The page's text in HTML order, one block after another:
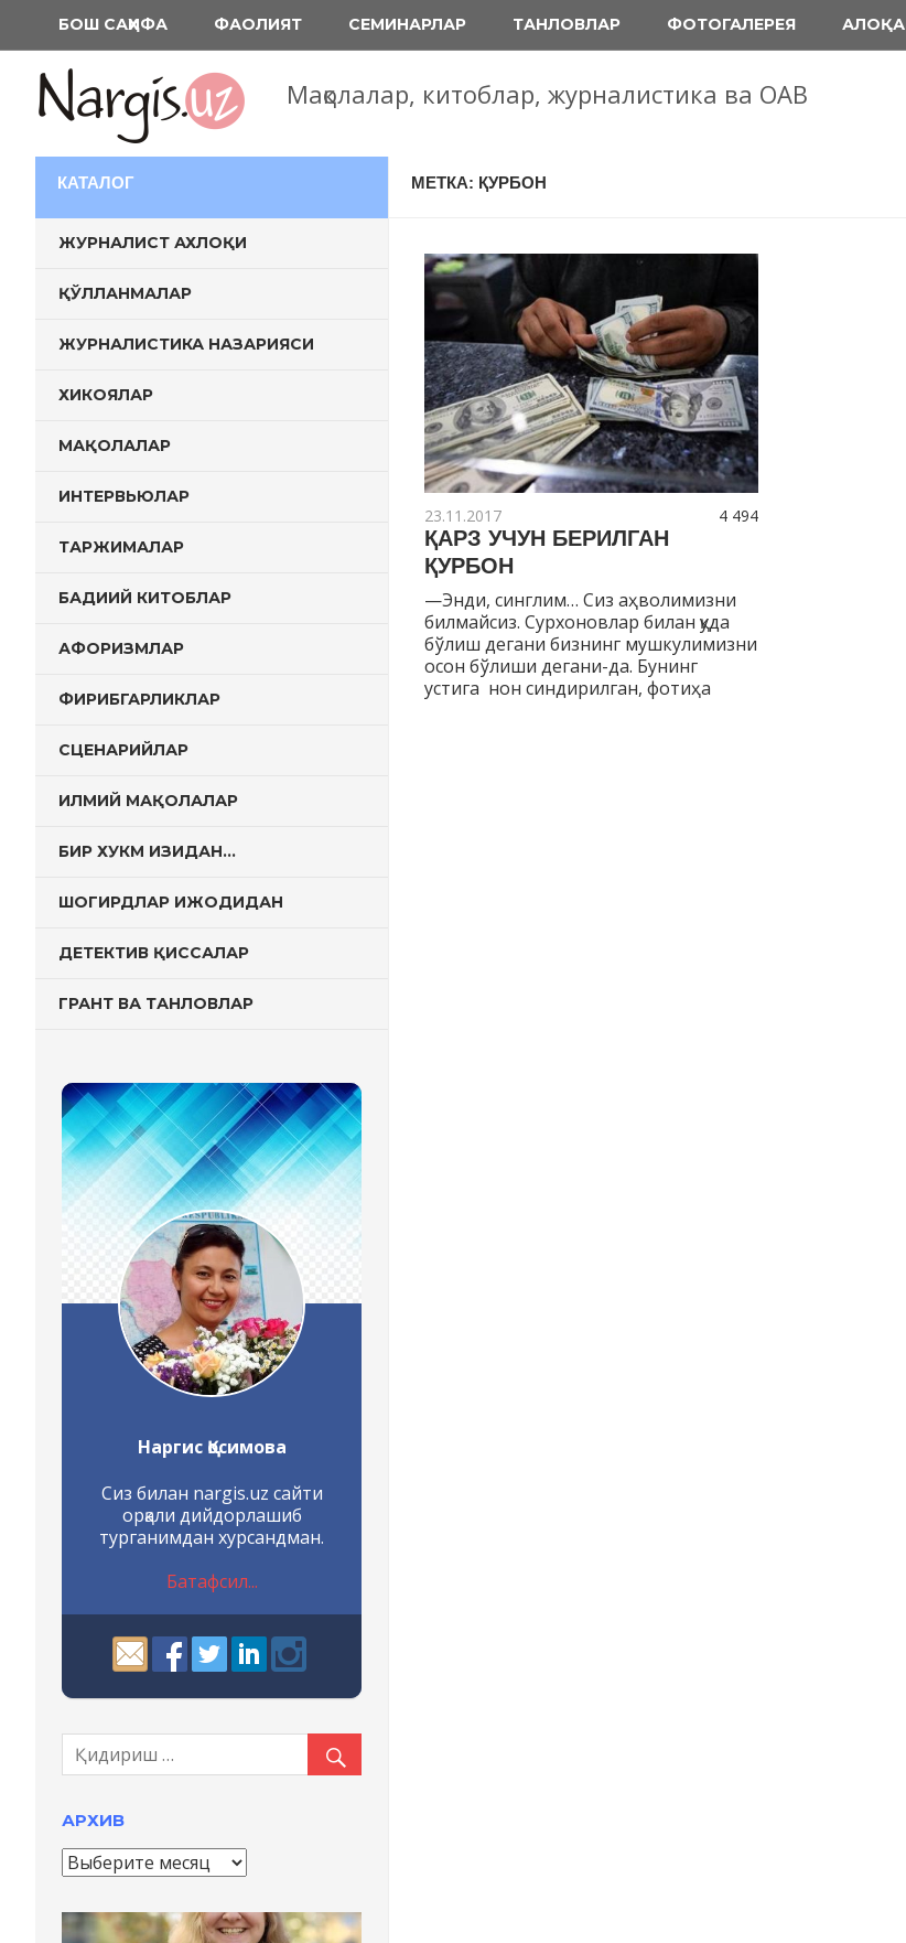
содержимому
БОШ САҲИФА ФАОЛИЯТ СЕМИНАРЛАР ТАНЛОВЛАР ФОТОГАЛЕРЕЯ АЛОҚА
Мақолалар, китоблар, журналистика ва ОАВ
МЕТКА: ҚУРБОН
4 494
23.11.2017
ҚАРЗ УЧУН БЕРИЛГАН
ҚУРБОН
—Энди, синглим… Сиз аҳволимизни
билмайсиз. Сурхоновлар билан қуда
бўлиш дегани бизнинг мушкулимизни
осон бўлиши дегани-да. Бунинг
устига нон синдирилган, фотиҳа
КАТАЛОГ
ЖУРНАЛИСТ АХЛОҚИ
ҚЎЛЛАНМАЛАР
ЖУРНАЛИСТИКА НАЗАРИЯСИ
ХИКОЯЛАР
МАҚОЛАЛАР
ИНТЕРВЬЮЛАР
ТАРЖИМАЛАР
БАДИИЙ КИТОБЛАР
АФОРИЗМЛАР
ФИРИБГАРЛИКЛАР
СЦЕНАРИЙЛАР
ИЛМИЙ МАҚОЛАЛАР
БИР ХУКМ ИЗИДАН…
ШОГИРДЛАР ИЖОДИДАН
ДЕТЕКТИВ ҚИССАЛАР
ГРАНТ ВА ТАНЛОВЛАР
Наргис Қосимова
Сиз билан nargis.uz сайти
орқали дийдорлашиб
турганимдан хурсандман.
Батафсил...
АРХИВ
А
р
и